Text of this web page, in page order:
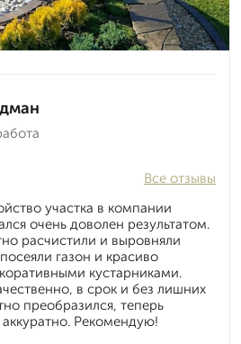
Все отзывы
участка в компании
очень доволен результатом.
расчистили и выровняли
газон и красиво
кустарниками.
в срок и без лишних
преобразился, теперь
Рекомендую!